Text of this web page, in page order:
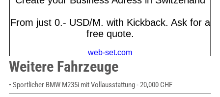
Weitere Fahrzeuge
• Sportlicher BMW M235i mit Vollausstattung - 20,000 CHF